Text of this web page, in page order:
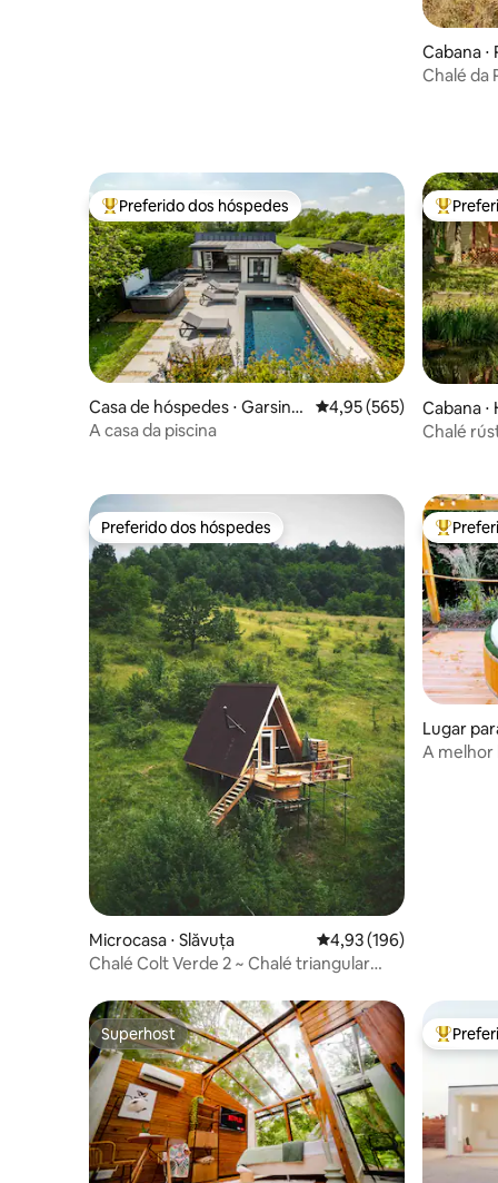
Cabana ⋅
Chalé da
Entre os melhores preferidos dos hóspedes
Preferido dos hóspedes
Casa de hóspedes ⋅ Garsing
ton
4,95 de uma avaliação
4,95 (565)
A casa da piscina
Entre
Cabana
Chalé
Preferido dos hóspedes
Preferido dos hóspedes
Microcasa ⋅ Slăvuța 4,93 de uma avaliação
4,93 (196)
Chalé Colt Verde 2 ~ Chalé triangular
Entre
Lugar
n
A melhor
Superhost
Superhost Entre